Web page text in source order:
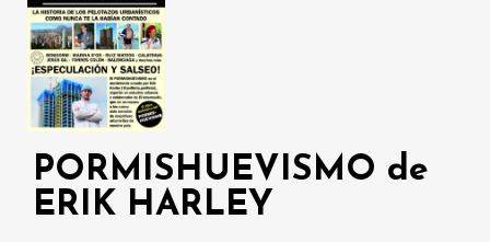
PORMISHUEVISMO de
ERIK HARLEY